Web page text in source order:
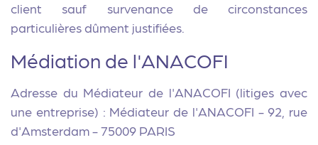
client sauf survenance de circonstances
particulières dûment justifiées.
Médiation de l'ANACOFI
Adresse du Médiateur de l'ANACOFI (litiges avec
une entreprise) : Médiateur de l'ANACOFI - 92, rue
d'Amsterdam - 75009 PARIS